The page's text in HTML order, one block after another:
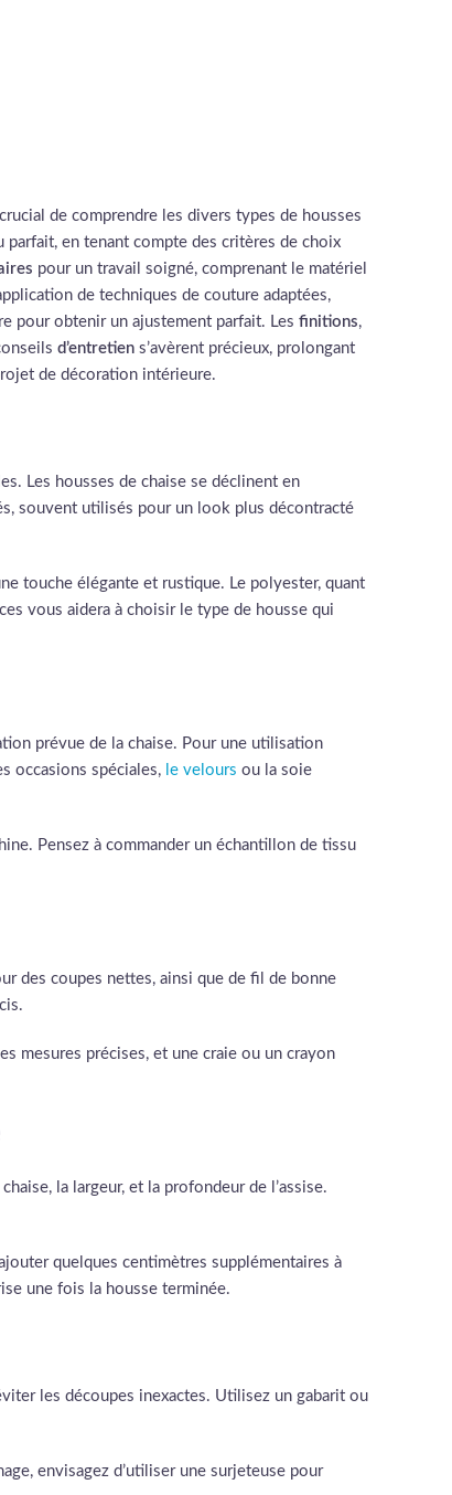
de comprendre les divers types de housses
en tenant compte des critères de choix
pour un travail soigné, comprenant le matériel
de techniques de couture adaptées,
pour obtenir un ajustement parfait. Les finitions,
d’entretien s’avèrent précieux, prolongant
de décoration intérieure.
Les housses de chaise se déclinent en
souvent utilisés pour un look plus décontracté
touche élégante et rustique. Le polyester, quant
vous aidera à choisir le type de housse qui
prévue de la chaise. Pour une utilisation
occasions spéciales, le velours ou la soie
Pensez à commander un échantillon de tissu
des coupes nettes, ainsi que de fil de bonne
mesures précises, et une craie ou un crayon
la largeur, et la profondeur de l’assise.
quelques centimètres supplémentaires à
une fois la housse terminée.
les découpes inexactes. Utilisez un gabarit ou
envisagez d’utiliser une surjeteuse pour